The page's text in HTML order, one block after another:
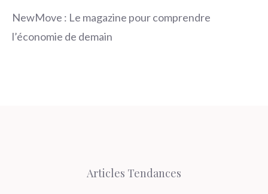
NewMove : Le magazine pour comprendre
l’économie de demain
Articles Tendances